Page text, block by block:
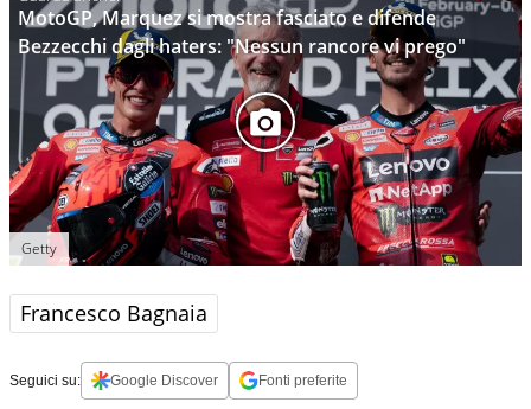
MotoGP, Marquez si mostra fasciato e difende
Bezzecchi dagli haters: "Nessun rancore vi prego"
Getty
Francesco Bagnaia
Seguici su: Google Discover Fonti preferite